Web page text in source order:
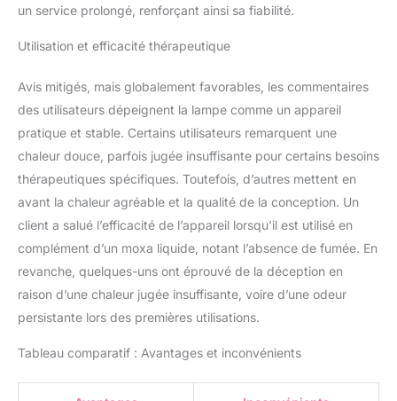
un service prolongé, renforçant ainsi sa fiabilité.
Utilisation et efficacité thérapeutique
Avis mitigés, mais globalement favorables, les commentaires
des utilisateurs dépeignent la lampe comme un appareil
pratique et stable. Certains utilisateurs remarquent une
chaleur douce, parfois jugée insuffisante pour certains besoins
thérapeutiques spécifiques. Toutefois, d’autres mettent en
avant la chaleur agréable et la qualité de la conception. Un
client a salué l’efficacité de l’appareil lorsqu’il est utilisé en
complément d’un moxa liquide, notant l’absence de fumée. En
revanche, quelques-uns ont éprouvé de la déception en
raison d’une chaleur jugée insuffisante, voire d’une odeur
persistante lors des premières utilisations.
Tableau comparatif : Avantages et inconvénients